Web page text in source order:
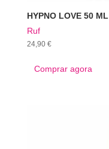
HYPNO LOVE 50 ML
Ruf
24,90 €
Comprar agora